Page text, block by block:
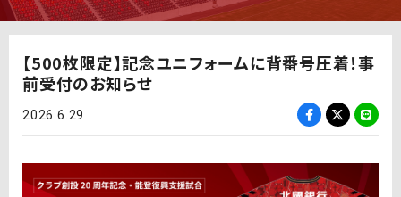
【500枚限定】記念ユニフォームに背番号圧着！事
前受付のお知らせ
2026.6.29